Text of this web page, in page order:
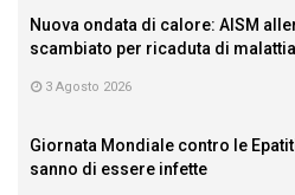
Nuova ondata di calore: AISM
scambiato per ricaduta di malattia
3 Agosto 2026
Giornata Mondiale contro le
sanno di essere infette